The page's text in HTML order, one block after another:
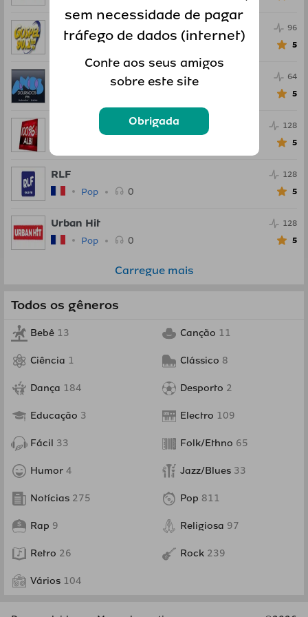
Radio Gospel FM
Pop
96
5
Anos Dourados FM
64
5
100percent Radio
128
5
RLF
Pop 0
128
5
Urban Hit
Pop 0
128
5
Carregue mais
Todos os gêneros
Bebê 13 Canção 11
Ciência 1 Clássico 8
Dança 184 Desporto 2
Educação 3 Electro 109
Fácil 33 Folk/Ethno 65
Humor 4 Jazz/Blues 33
Notícias 275 Pop 811
Rap 9 Religiosa 97
Retro 26 Rock 239
Vários 104
sem necessidade de pagar
tráfego de dados (internet)
Conte aos seus amigos
sobre este site
Obrigada